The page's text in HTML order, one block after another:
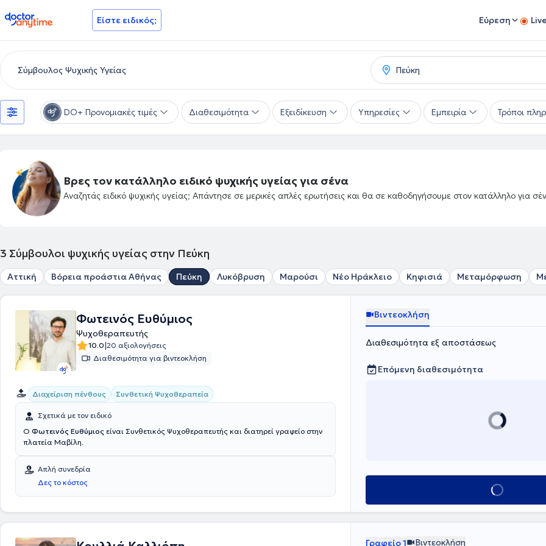
doctoranytime Είστε ειδικός; Εύρεση
DO+ Προνομιακές τιμές Διαθεσιμότητα Εξειδίκευση Υπηρεσίες Εμπειρία Τρόποι
Βρες τον κατάλληλο ειδικό ψυχικής υγείας για σένα
Αναζητάς ειδικό ψυχικής υγείας; Απάντησε σε μερικές απλές ερωτήσεις και θα σε καθοδηγήσουμε στον κατάλληλο για
3 Σύμβουλοι ψυχικής υγείας στην Πεύκη
Αττική Βόρεια προάστια Αθήνας Πεύκη Λυκόβρυση Μαρούσι Νέο Ηράκλειο Κηφισιά Μεταμόρφωση
Φωτεινός Ευθύμιος
Ψυχοθεραπευτής
10.0|20 αξιολογήσεις
Διαθεσιμότητα για βιντεοκλήση
Διαχείριση πένθους Συνθετική Ψυχοθεραπεία
Σχετικά με τον ειδικό
Ο Φωτεινός Ευθύμιος είναι Συνθετικός Ψυχοθεραπευτής και διατηρεί γραφείο στην
πλατεία Μαβίλη.
Απλή συνεδρία
Δες το κόστος
Βιντεοκλήση
Διαθεσιμότητα εξ αποστάσεως
Επόμενη διαθεσιμότητα
Κλείσε ραντεβού
Γραφείο 1 Βιντεοκλήση